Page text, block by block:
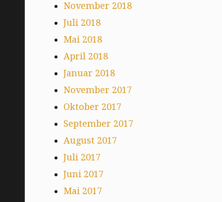
November 2018
Juli 2018
Mai 2018
April 2018
Januar 2018
November 2017
Oktober 2017
September 2017
August 2017
Juli 2017
Juni 2017
Mai 2017